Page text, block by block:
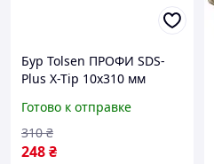
Бур Tolsen ПРОФИ SDS-
Plus X-Tip 10х310 мм
Готово к отправке
248₴
310 ₴